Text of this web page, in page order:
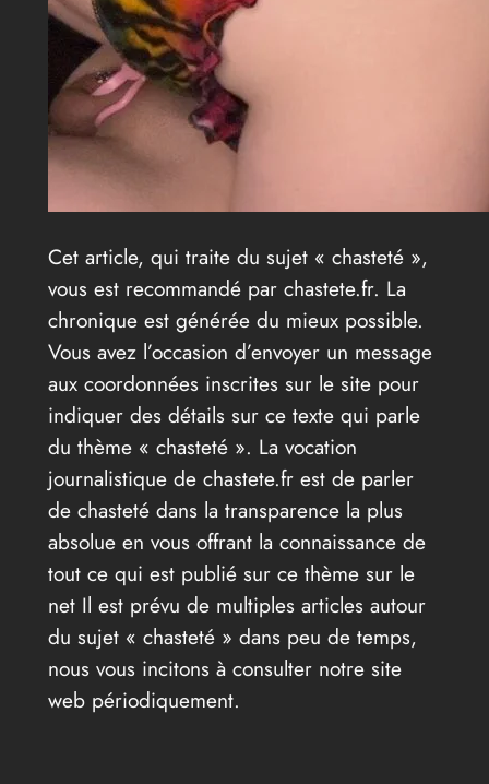
Cet article, qui traite du sujet « chasteté »,
vous est recommandé par chastete.fr. La
chronique est générée du mieux possible.
Vous avez l’occasion d’envoyer un message
aux coordonnées inscrites sur le site pour
indiquer des détails sur ce texte qui parle
du thème « chasteté ». La vocation
journalistique de chastete.fr est de parler
de chasteté dans la transparence la plus
absolue en vous offrant la connaissance de
tout ce qui est publié sur ce thème sur le
net Il est prévu de multiples articles autour
du sujet « chasteté » dans peu de temps,
nous vous incitons à consulter notre site
web périodiquement.